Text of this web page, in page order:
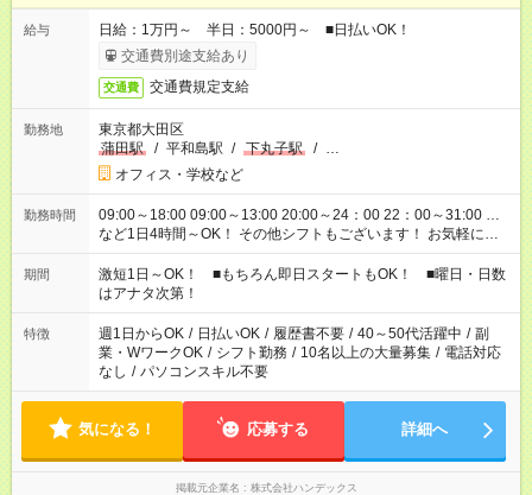
給与
日給：1万円～ 半日：5000円～ ■日払いOK！
交通費別途支給あり
交通費 交通費規定支給
勤務地
東京都大田区
蒲田駅
/ 平和島駅 / 下丸子駅 / …
オフィス・学校など
勤務時間
09:00～18:00 09:00～13:00 20:00～24：00 22：00～31:00 …
など1日4時間～OK！ その他シフトもございます！ お気軽にご
相談ください！
期間
激短1日～OK！ ■もちろん即日スタートもOK！ ■曜日・日数
はアナタ次第！
特徴 週1日からOK / 日払いOK / 履歴書不要 / 40～50代活躍中 / 副
業・WワークOK / シフト勤務 / 10名以上の大量募集 / 電話対応
なし / パソコンスキル不要
気になる！ 応募する 詳細へ
掲載元企業名 株式会社ハンデックス